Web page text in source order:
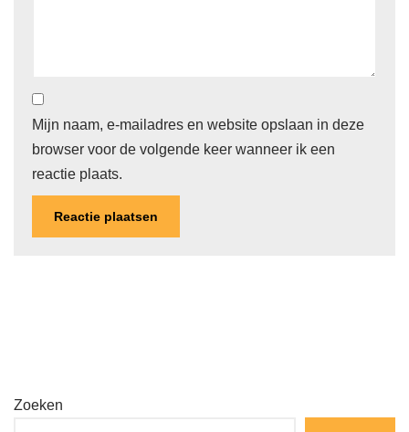
Mijn naam, e-mailadres en website opslaan in deze
browser voor de volgende keer wanneer ik een
reactie plaats.
Zoeken